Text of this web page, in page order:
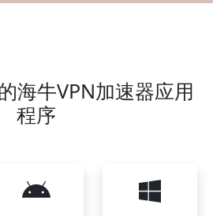
海牛VPN加速器应用
程序